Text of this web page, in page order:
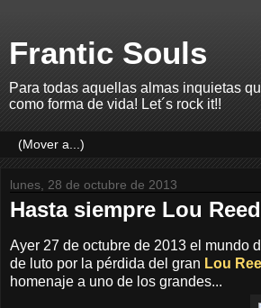
Frantic Souls
Para todas aquellas almas inquietas
como forma de vida! Let´s rock it!!
lunes, 28 de octubre de 2013
Hasta siempre Lou Reed
Ayer 27 de octubre de 2013 el mundo
de luto por la pérdida del gran Lou
homenaje a uno de los grandes...